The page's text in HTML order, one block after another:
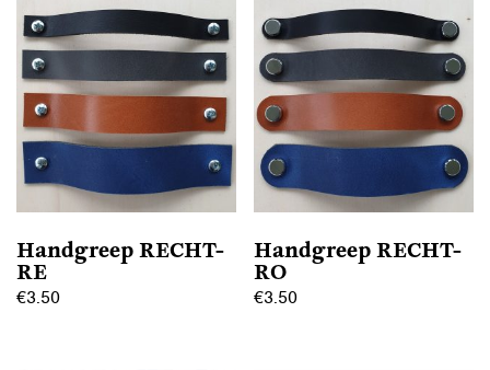
meerdere
variaties.
Deze
optie
kan
gekozen
worden
de
productpagina
meerdere
variaties.
Deze
optie
kan
gekozen
worden
de
productpagina
Handgreep RECHT-
RE
€3.50
Handgreep RECHT-
RO
€3.50